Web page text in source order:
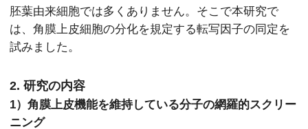
胚葉由来細胞では多くありません。そこで本研究で
は、角膜上皮細胞の分化を規定する転写因子の同定を
試みました。
2. 研究の内容
1）角膜上皮機能を維持している分子の網羅的スクリー
ニング